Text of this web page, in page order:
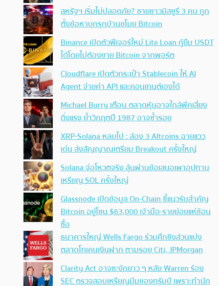
สหรัฐฯ เริ่มไม่ปลอดภัย? ชายชาวมิสซูรี 3 คน ถูก
ตั้งข้อหาบุกรุกบ้านขโมย Bitcoin
Binance เปิดตัวฟีเจอร์ใหม่ Lite Loan กู้ยืม USDT
ได้โดยไม่ต้องขาย Bitcoin จากพอร์ต
Cloudflare เปิดตัวกระเป๋า Stablecoin ให้ AI
Agent จ่ายค่า API และคอนเทนต์เองได้
Michael Burry เตือน ตลาดหุ้นอาจใกล้พีคเสี่ยง
ดิ่งแรง ย้ำวิกฤตปี 1987 อาจซ้ำรอย
XRP-Solana หลบไป : ส่อง 3 Altcoins ฉายแวว
เด่น ส่งสัญญาณเตรียม Breakout ครั้งใหญ่
Solana จ่อโหวตจริง ลุ้นผ่านข้อเสนอเผาอุปทาน
เหรียญ SOL ครั้งใหญ่
Glassnode เปิดข้อมูล On-Chain ชี้แนวรับสำคัญ
Bitcoin อยู่โซน $63,000 เจ้ามือ-รายย่อยแห่ช้อน
ซื้อ
ธนาคารใหญ่ Wells Fargo ร่วมศึกชิงส่วนแบ่ง
ตลาดโทเคนเงินฝาก ตามรอย Citi, JPMorgan
Clarity Act อาจชะงักยาว ๆ หลัง Warren ร้อง
SEC ตรวจสอบเหรียญมีมของทรัมป์ เพราะทำนัก